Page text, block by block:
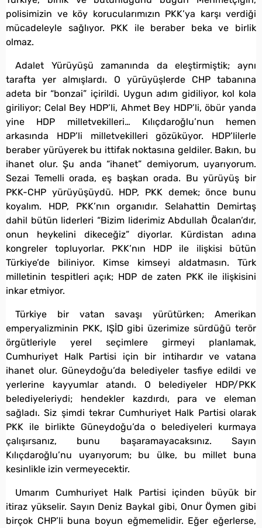
polisimizin ve köy korucularımızın PKK’ya karşı verdiği
mücadeleyle sağlıyor. PKK ile beraber beka ve birlik
olmaz.
Adalet Yürüyüşü zamanında da eleştirmiştik; aynı
tarafta yer almışlardı. O yürüyüşlerde CHP tabanına
adeta bir “bonzai” içirildi. Uygun adım gidiliyor, kol kola
giriliyor; Celal Bey HDP’li, Ahmet Bey HDP’li, öbür yanda
yine HDP milletvekilleri… Kılıçdaroğlu’nun hemen
arkasında HDP’li milletvekilleri gözüküyor. HDP’lilerle
beraber yürüyerek bu ittifak noktasına geldiler. Bakın, bu
ihanet olur. Şu anda “ihanet” demiyorum, uyarıyorum.
Sezai Temelli orada, eş başkan orada. Bu yürüyüş bir
PKK-CHP yürüyüşüydü. HDP, PKK demek; önce bunu
koyalım. HDP, PKK’nın organıdır. Selahattin Demirtaş
dahil bütün liderleri “Bizim liderimiz Abdullah Öcalan’dır,
onun heykelini dikeceğiz” diyorlar. Kürdistan adına
kongreler topluyorlar. PKK’nın HDP ile ilişkisi bütün
Türkiye’de biliniyor. Kimse kimseyi aldatmasın. Türk
milletinin tespitleri açık; HDP de zaten PKK ile ilişkisini
inkar etmiyor.
Türkiye bir vatan savaşı yürütürken; Amerikan
emperyalizminin PKK, IŞİD gibi üzerimize sürdüğü terör
örgütleriyle yerel seçimlere girmeyi planlamak,
Cumhuriyet Halk Partisi için bir intihardır ve vatana
ihanet olur. Güneydoğu’da belediyeler tasfiye edildi ve
yerlerine kayyumlar atandı. O belediyeler HDP/PKK
belediyeleriydi; hendekler kazdırdı, para ve eleman
sağladı. Siz şimdi tekrar Cumhuriyet Halk Partisi olarak
PKK ile birlikte Güneydoğu’da o belediyeleri kurmaya
çalışırsanız, bunu başaramayacaksınız. Sayın
Kılıçdaroğlu’nu uyarıyorum; bu ülke, bu millet buna
kesinlikle izin vermeyecektir.
Umarım Cumhuriyet Halk Partisi içinden büyük bir
itiraz yükselir. Sayın Deniz Baykal gibi, Onur Öymen gibi
birçok CHP’li buna boyun eğmemelidir. Eğer eğerlerse,